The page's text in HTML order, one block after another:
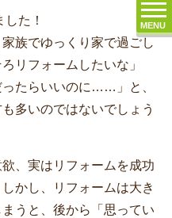
MENU
た！
族でゆっくり家で過ごし
リフォームしたいな」
ったらいいのに……」と、
多いのではないでしょう
、実はリフォームを成功
かし、リフォームは大き
うと、後から「思ってい